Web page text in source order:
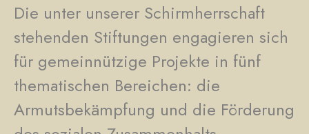
Die unter unserer Schirmherrschaft
stehenden Stiftungen engagieren sich
für gemeinnützige Projekte in fünf
thematischen Bereichen: die
Armutsbekämpfung und die Förderung